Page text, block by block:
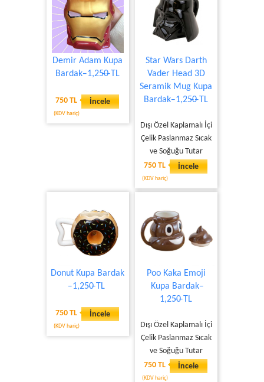
Demir Adam Kupa
Bardak ̶ 1,25̶0̶ TL
750 TL
(KDV hariç)
İncele
Star Wars Darth
Vader Head 3D
Seramik Mug Kupa
Bardak ̶ 1,25̶0̶ TL
Dışı Özel Kaplamalı İçi
Çelik Paslanmaz Sıcak
ve Soğuğu Tutar
750 TL
(KDV hariç)
İncele
Donut Kupa Bardak
̶ 1,25̶0̶ TL
750 TL
(KDV hariç)
İncele
Poo Kaka Emoji
Kupa Bardak ̶
1,25̶0̶ TL
Dışı Özel Kaplamalı İçi
Çelik Paslanmaz Sıcak
ve Soğuğu Tutar
750 TL
(KDV hariç)
İncele